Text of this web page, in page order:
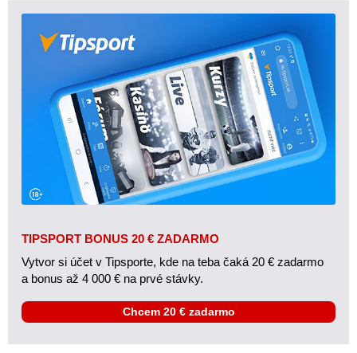
TIPSPORT BONUS 20 € ZADARMO
Vytvor si účet v Tipsporte, kde na teba čaká 20 € zadarmo
a bonus až 4 000 € na prvé stávky.
Chcem 20 € zadarmo